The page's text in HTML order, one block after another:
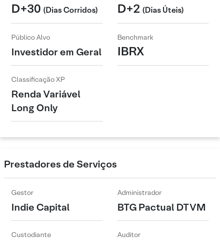
D+30 (Dias Corridos) D+2 (Dias Úteis)
Público Alvo
Investidor em Geral
Benchmark
IBRX
Classificação XP
Renda Variável
Long Only
Prestadores de Serviços
Gestor
Indie Capital
Administrador
BTG Pactual DTVM
Custodiante Auditor